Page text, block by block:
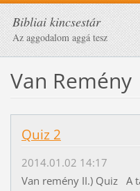
Bibliai kincsestár
Az aggodalom aggá tesz
Van Remény
Quiz 2
2014.01.02 14:17
Van remény II.) Quiz A